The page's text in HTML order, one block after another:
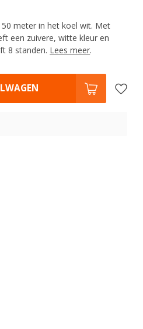
meter in het koel wit. Met
een zuivere, witte kleur en
8 standen. Lees meer.